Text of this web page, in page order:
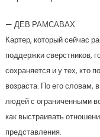
— ДЕВ РАМСАВАХ
Картер, который сейчас
поддержки сверстников,
сохраняется и у тех, кто
возраста. По его словам,
людей с ограниченными
как выстраивать
представления.